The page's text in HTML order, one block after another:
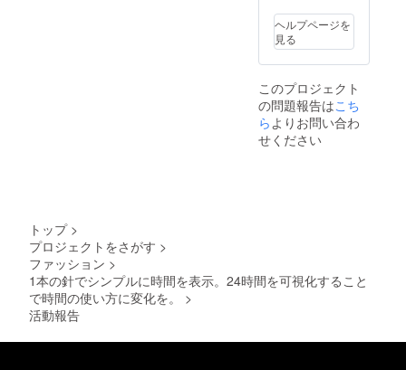
ヘルプページを
見る
このプロジェクト
の問題報告はこち
ら よりお問い合わ
せください
トップ >
プロジェクトをさがす >
ファッション >
1本の針でシンプルに時間を表示。24時間を可視化すること
で時間の使い方に変化を。
>
活動報告